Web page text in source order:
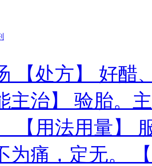
【处方】 好醋
主治】 验胎。
【用法用量】
为痛，定无。